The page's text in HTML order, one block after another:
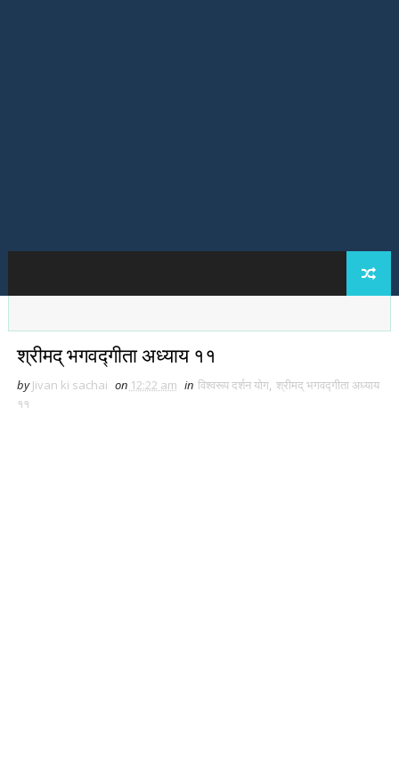
श्रीमद् भगवद्गीता अध्याय ११
by Jivan ki sachai on 12:22 am in विश्वरूप दर्शन योग, श्रीमद् भगवद्गीता अध्याय
११